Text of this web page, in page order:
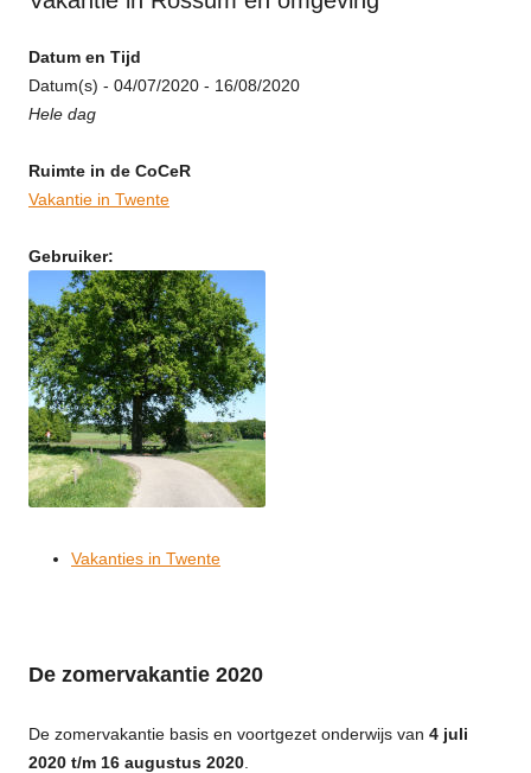
Datum en Tijd
Datum(s) - 04/07/2020 - 16/08/2020
Hele dag
Ruimte in de CoCeR
Vakantie in Twente
Gebruiker:
Vakanties in Twente
De zomervakantie 2020
De zomervakantie basis en voortgezet onderwijs van 4 juli
2020 t/m 16 augustus 2020